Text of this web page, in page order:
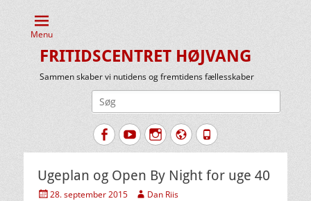
Menu
FRITIDSCENTRET HØJVANG
Sammen skaber vi nutidens og fremtidens fællesskaber
FacebookYouTubeInstagram
Website
Tlf.
Ugeplan og Open By Night for uge 40
Udgivet
28. september 2015 Forfatter
Dan Riis